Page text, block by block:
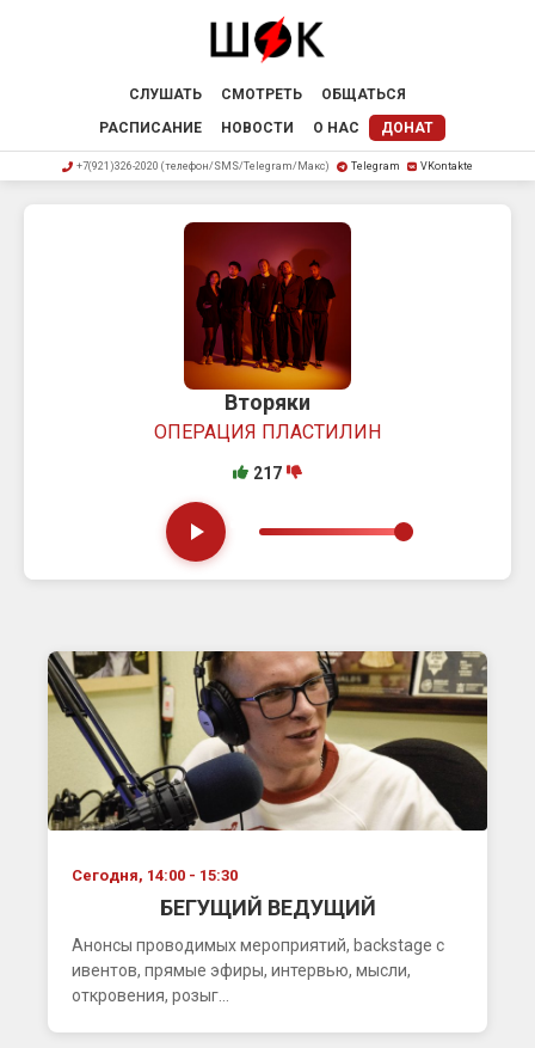
СЛУШАТЬ СМОТРЕТЬ
ОБЩАТЬСЯ
РАСПИСАНИЕ
НОВОСТИ О НАС ДОНАТ
+7(921)326-2020 (телефон/SMS/Telegram/Макс) Telegram VKontakte
Вторяки
ОПЕРАЦИЯ ПЛАСТИЛИН
217
Сегодня, 14:00 - 15:30
БЕГУЩИЙ ВЕДУЩИЙ
Анонсы проводимых мероприятий, backstage с
ивентов, прямые эфиры, интервью, мысли,
откровения, розыг...